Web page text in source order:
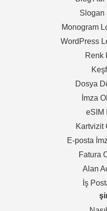
Slogan
Monogram
WordPress
Renk
Dosya
İmza
eSIM
Kartvizit
E-posta
Fatura
Alan
İş